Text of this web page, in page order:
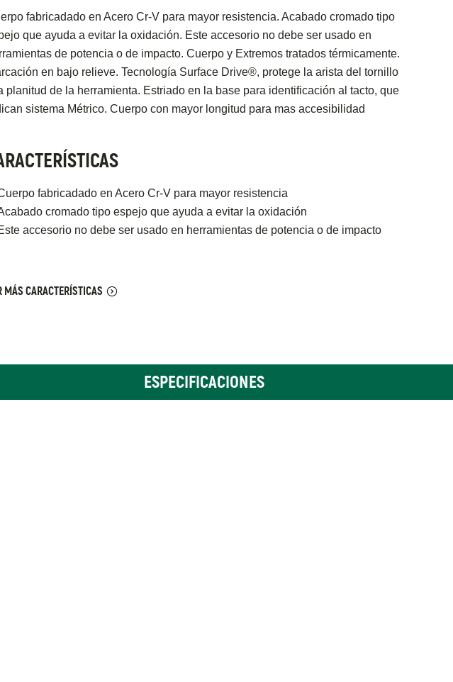
fabricadado en Acero Cr-V para mayor resistencia. Acabado cromado tipo
que ayuda a evitar la oxidación. Este accesorio no debe ser usado en
de potencia o de impacto. Cuerpo y Extremos tratados térmicamente.
en bajo relieve. Tecnología Surface Drive®, protege la arista del tornillo
planitud de la herramienta. Estriado en la base para identificación al tacto, que
sistema Métrico. Cuerpo con mayor longitud para mas accesibilidad
fabricadado en Acero Cr-V para mayor resistencia
cromado tipo espejo que ayuda a evitar la oxidación
accesorio no debe ser usado en herramientas de potencia o de impacto
MÁS CARACTERÍSTICAS
ESPECIFICACIONES